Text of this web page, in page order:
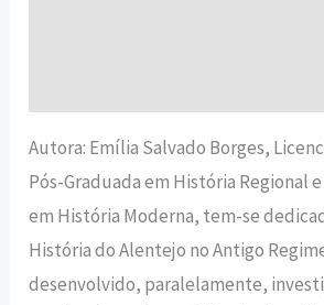
Autora: Emília Salvado Borges,
Pós-Graduada em História Regional
em História Moderna, tem-se
História do Alentejo no Antigo
desenvolvido, paralelamente,